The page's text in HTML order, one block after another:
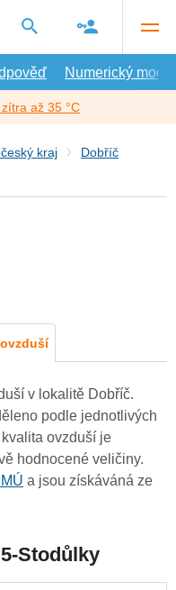
Numerický model
až 35 °C
kraj
Dobříč
v lokalitě Dobříč.
podle jednotlivých
ovzduší je
hodnocené veličiny.
a jsou získáváná ze
Stodůlky